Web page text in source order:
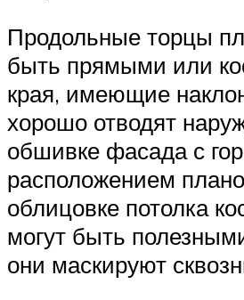
Продольные торцы
быть прямыми или
края, имеющие
хорошо отводят
обшивке фасада с
расположением
облицовке потолка
могут быть
они маскируют